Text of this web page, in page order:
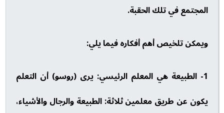
المجتمع في تلك الحقبة.
ويمكن تلخيص أهم أفكاره فيما يلي:
1- الطبيعة هي المعلم الرئيسي: يرى (روسو) أن التعلم
يكون عن طريق معلمين ثلاثة: الطبيعة والرجال والأشياء،